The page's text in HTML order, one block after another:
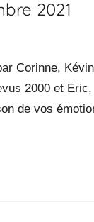
2021
Corinne,
2000 et
de vos